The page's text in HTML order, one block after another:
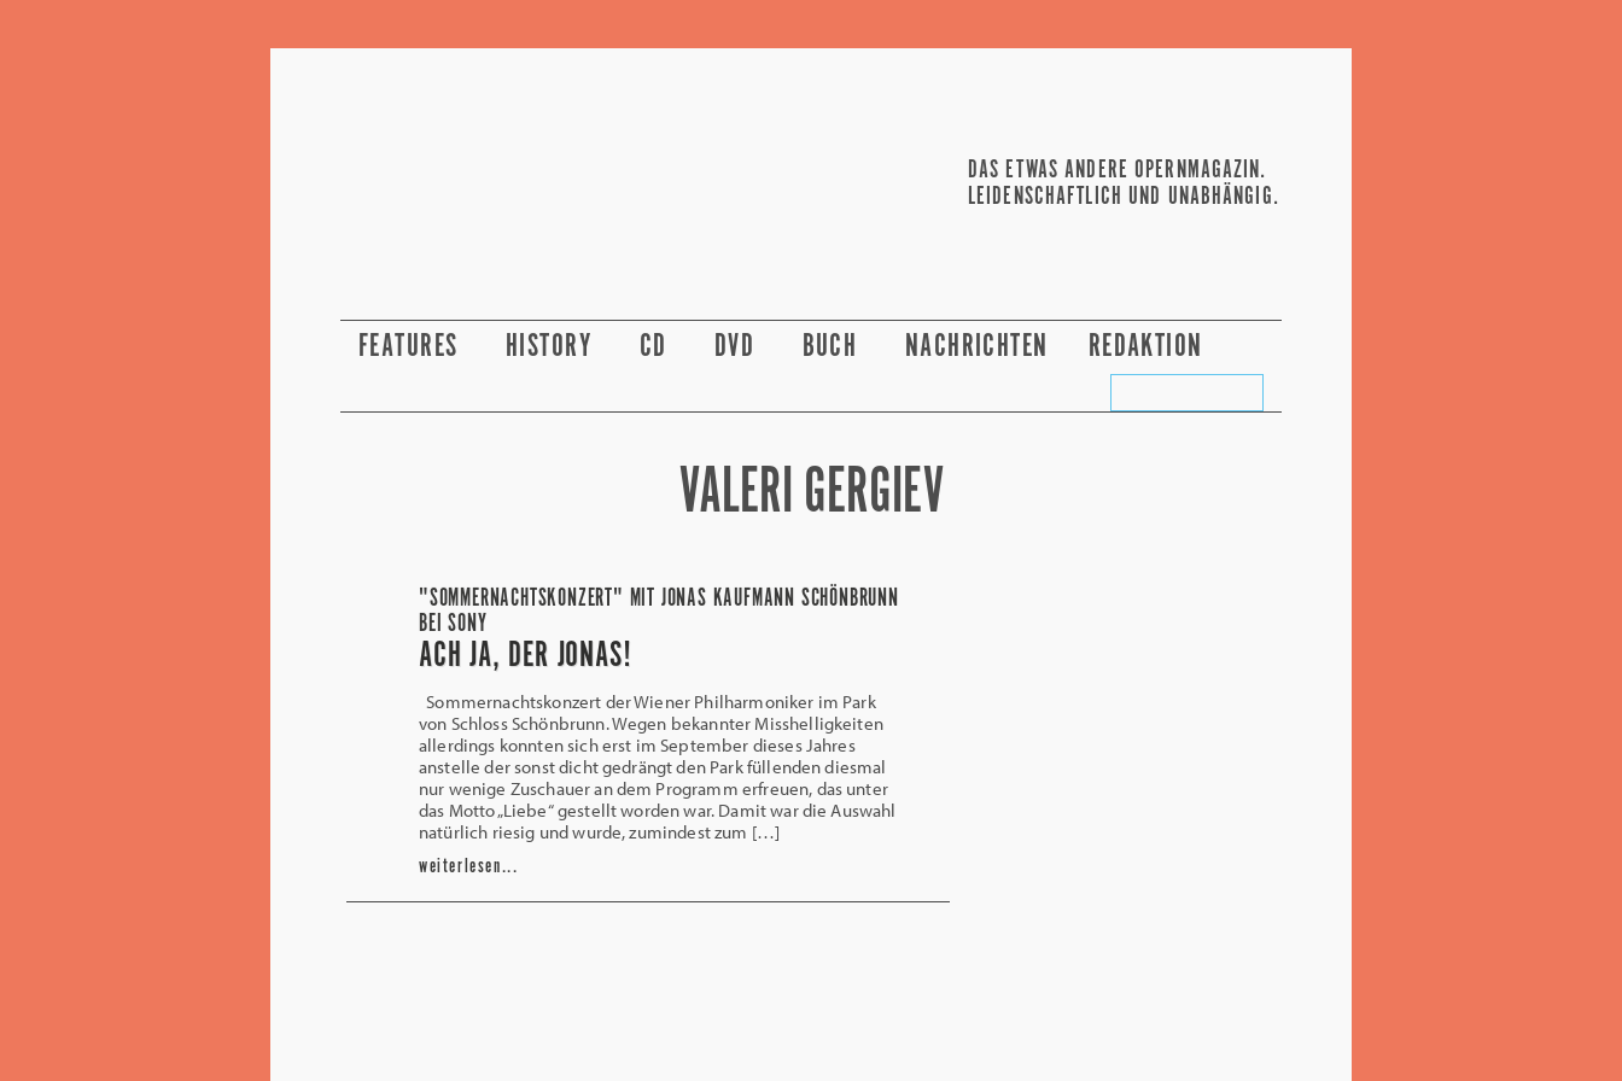
DAS ETWAS ANDERE OPERNMAGAZIN.
LEIDENSCHAFTLICH UND UNABHÄNGIG.
FEATURES HISTORY CD DVD BUCH NACHRICHTEN REDAKTION
VALERI GERGIEV
"SOMMERNACHTSKONZERT" MIT JONAS KAUFMANN SCHÖNBRUNN
BEI SONY
ACH JA, DER JONAS!
Sommernachtskonzert der Wiener Philharmoniker im Park
von Schloss Schönbrunn. Wegen bekannter Misshelligkeiten
allerdings konnten sich erst im September dieses Jahres
anstelle der sonst dicht gedrängt den Park füllenden diesmal
nur wenige Zuschauer an dem Programm erfreuen, das unter
das Motto „Liebe“ gestellt worden war. Damit war die Auswahl
natürlich riesig und wurde, zumindest zum […]
weiterlesen...